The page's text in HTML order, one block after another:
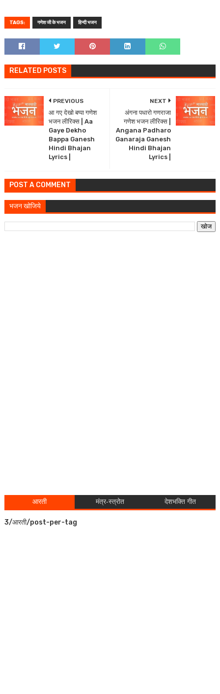
TAGS: गणेश जी के भजन हिन्दी भजन
RELATED POSTS
NEXT
अंगना पधारो गणराजा
गणेश भजन लीरिक्स |
Angana Padharo
Ganaraja Ganesh
Hindi Bhajan
Lyrics |
PREVIOUS
आ गए देखो बप्पा गणेश
भजन लीरिक्स | Aa
Gaye Dekho
Bappa Ganesh
Hindi Bhajan
Lyrics |
POST A COMMENT
भजन खोजिये
आरती मंत्र-स्त्रोत देशभक्ति गीत
3/आरती/post-per-tag